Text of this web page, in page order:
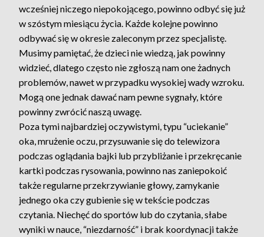
wcześniej niczego niepokojącego, powinno odbyć się już
w szóstym miesiącu życia. Każde kolejne powinno
odbywać się w okresie zaleconym przez specjalistę.
Musimy pamiętać, że dzieci nie wiedzą, jak powinny
widzieć, dlatego często nie zgłoszą nam one żadnych
problemów, nawet w przypadku wysokiej wady wzroku.
Mogą one jednak dawać nam pewne sygnały, które
powinny zwrócić naszą uwagę.
Poza tymi najbardziej oczywistymi, typu “uciekanie”
oka, mrużenie oczu, przysuwanie się do telewizora
podczas oglądania bajki lub przybliżanie i przekręcanie
kartki podczas rysowania, powinno nas zaniepokoić
także regularne przekrzywianie głowy, zamykanie
jednego oka czy gubienie się w tekście podczas
czytania. Niechęć do sportów lub do czytania, słabe
wyniki w nauce, “niezdarność” i brak koordynacji także